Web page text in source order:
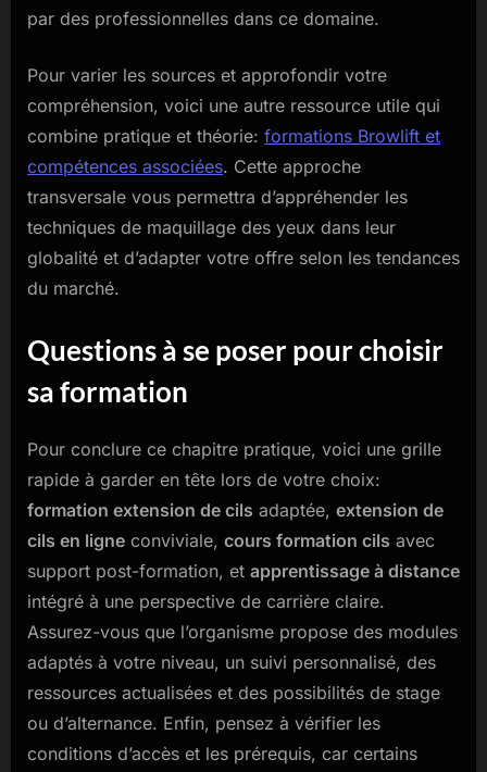
par des professionnelles dans ce domaine.
Pour varier les sources et approfondir votre
compréhension, voici une autre ressource utile qui
combine pratique et théorie: formations Browlift et
compétences associées. Cette approche
transversale vous permettra d’appréhender les
techniques de maquillage des yeux dans leur
globalité et d’adapter votre offre selon les tendances
du marché.
Questions à se poser pour choisir
sa formation
Pour conclure ce chapitre pratique, voici une grille
rapide à garder en tête lors de votre choix:
formation extension de cils adaptée, extension de
cils en ligne conviviale, cours formation cils avec
support post-formation, et apprentissage à distance
intégré à une perspective de carrière claire.
Assurez-vous que l’organisme propose des modules
adaptés à votre niveau, un suivi personnalisé, des
ressources actualisées et des possibilités de stage
ou d’alternance. Enfin, pensez à vérifier les
conditions d’accès et les prérequis, car certains